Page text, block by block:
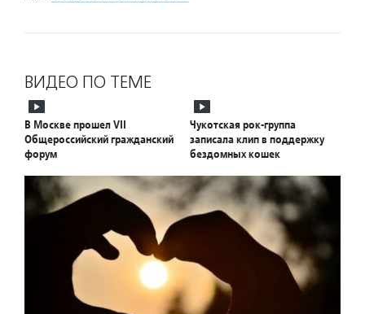
ВИДЕО ПО ТЕМЕ
В Москве прошел VII
Общероссийский гражданский
форум
Чукотская рок-группа
записала клип в поддержку
бездомных кошек